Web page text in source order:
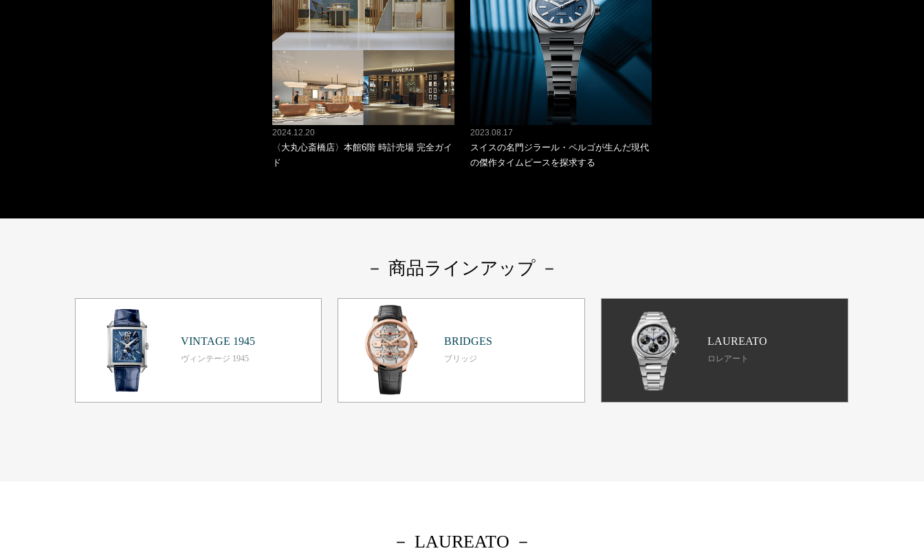
2024.12.20
〈大丸心斎橋店〉本館6階 時計売場 完全ガイ
ド
2023.08.17
スイスの名門ジラール・ペルゴが生んだ現代
の傑作タイムピースを探求する
－ 商品ラインアップ －
VINTAGE 1945
ヴィンテージ 1945
BRIDGES
ブリッジ
LAUREATO
ロレアート
－ LAUREATO －